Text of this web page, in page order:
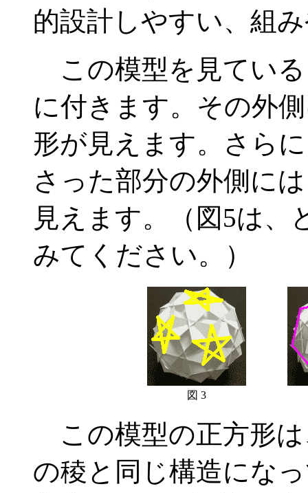
的設計しやすい、組
この模型を見てい
に付きます。その外
形が見えます。さら
さった部分の外側に
見えます。（図5は、
みてください。）
図 3
この模型の正方形は
の稜と同じ構造にな